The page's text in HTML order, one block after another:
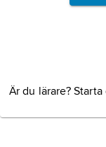
Är du lärare?